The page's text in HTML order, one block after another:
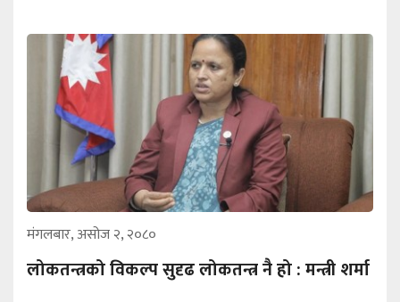
मंगलबार, असोज २, २०८०
लोकतन्त्रको विकल्प सुदृढ लोकतन्त्र नै हो : मन्त्री शर्मा